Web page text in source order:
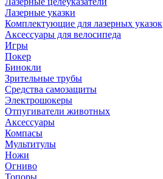
Лазерные указки
Комплектующие для лазерных указок
Аксессуары для велосипеда
Игры
Покер
Бинокли
Зрительные трубы
Средства самозащиты
Электрошокеры
Отпугиватели животных
Аксессуары
Компасы
Мультитулы
Ножи
Огниво
Топоры